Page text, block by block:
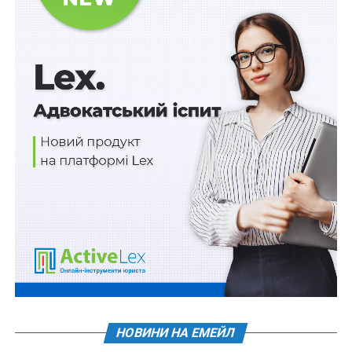
зазначених повноважень. Потенційний конфлікт
інтересів полягає в наявності в особи приватного
інтересу у сфері, в якій вона виконує свої службові чи
представницькі повноваження, що може вплинути на
об’єктивність чи неупередженість прийняття нею
рішень, або на вчинення чи невчинення дій під час
виконання зазначених повноважень.
Читайте також: Трохи про сутяжництво
Спільною ознакою законодавчого визначення
реального та потенційного конфлікту інтересів є
наявність приватного інтересу особи та його зв’язку зі
службовими чи представницькими повноваженнями.
Критерієм розмежування видів конфлікту інтересів є
характер та ступінь впливу такого зв’язку на
характеризується вже сформованою суперечністю
між приватним інтересом та повноваженнями особи,
НОВИНИ НА ЕМЕЙЛ